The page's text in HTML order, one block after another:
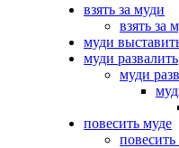
взять за муди
взять за
муди
муди развалить
муди
повесить муде